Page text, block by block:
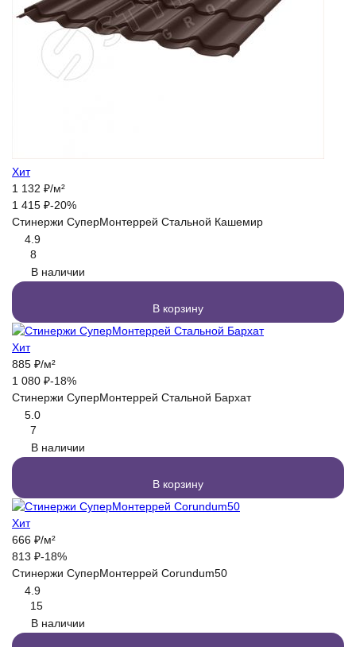
Хит
1 132 ₽/м²
1 415 ₽-20%
Стинержи СуперМонтеррей Стальной Кашемир
4.9
8
В наличии
В корзину
Хит
885 ₽/м²
1 080 ₽-18%
Стинержи СуперМонтеррей Стальной Бархат
5.0
7
В наличии
В корзину
Хит
666 ₽/м²
813 ₽-18%
Стинержи СуперМонтеррей Corundum50
4.9
15
В наличии